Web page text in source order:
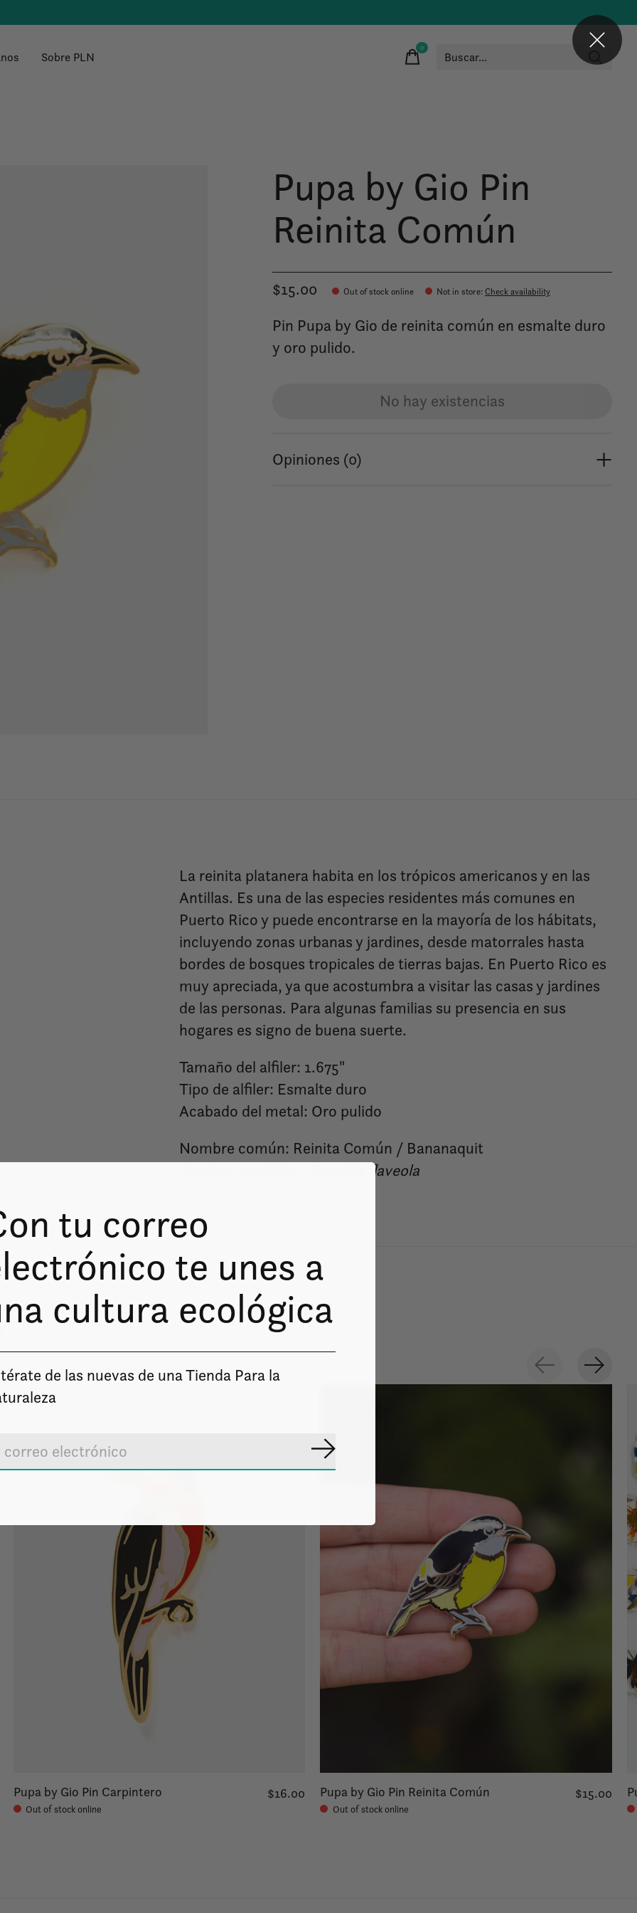
Sobre PLN
0items
Pupa by Gio Pin
Reinita Común
$15.00 Out of stock online Not in store:Check availability
Pin Pupa by Gio de reinita común en esmalte duro
y oro pulido.
No hay existencias
Opiniones (0)
La reinita platanera habita en los trópicos americanos y en las
Antillas. Es una de las especies residentes más comunes en
Puerto Rico y puede encontrarse en la mayoría de los hábitats,
incluyendo zonas urbanas y jardines, desde matorrales hasta
bordes de bosques tropicales de tierras bajas. En Puerto Rico es
muy apreciada, ya que acostumbra a visitar las casas y jardines
de las personas. Para algunas familias su presencia en sus
hogares es signo de buena suerte.
Tamaño del alfiler: 1.675"
Tipo de alfiler: Esmalte duro
Acabado del metal: Oro pulido
Nombre común: Reinita Común / Bananaquit
Coereba flaveola
Pupa by Gio Pin Carpintero
Out of stock online
$16.00 Pupa by Gio Pin Reinita Común
Out of stock online
$15.00
tu correo
te unes a
cultura ecológica
de las nuevas de una Tienda Para la
Suscribirse